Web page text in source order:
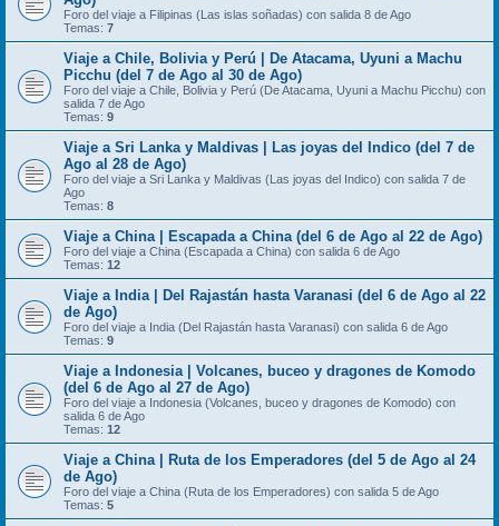
Foro del viaje a Filipinas (Las islas soñadas) con salida 8 de Ago
Temas: 7
Viaje a Chile, Bolivia y Perú | De Atacama, Uyuni a Machu
Picchu (del 7 de Ago al 30 de Ago)
Foro del viaje a Chile, Bolivia y Perú (De Atacama, Uyuni a Machu Picchu) con
salida 7 de Ago
Temas: 9
Viaje a Sri Lanka y Maldivas | Las joyas del Indico (del 7 de
Ago al 28 de Ago)
Foro del viaje a Sri Lanka y Maldivas (Las joyas del Indico) con salida 7 de
Ago
Temas: 8
Viaje a China | Escapada a China (del 6 de Ago al 22 de Ago)
Foro del viaje a China (Escapada a China) con salida 6 de Ago
Temas: 12
Viaje a India | Del Rajastán hasta Varanasi (del 6 de Ago al 22
de Ago)
Foro del viaje a India (Del Rajastán hasta Varanasi) con salida 6 de Ago
Temas: 9
Viaje a Indonesia | Volcanes, buceo y dragones de Komodo
(del 6 de Ago al 27 de Ago)
Foro del viaje a Indonesia (Volcanes, buceo y dragones de Komodo) con
salida 6 de Ago
Temas: 12
Viaje a China | Ruta de los Emperadores (del 5 de Ago al 24
de Ago)
Foro del viaje a China (Ruta de los Emperadores) con salida 5 de Ago
Temas: 5